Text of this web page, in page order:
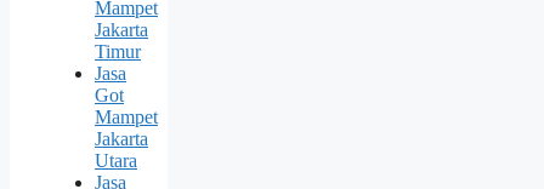
Mampet
Jakarta
Timur
Jasa
Got
Mampet
Jakarta
Utara
Jasa